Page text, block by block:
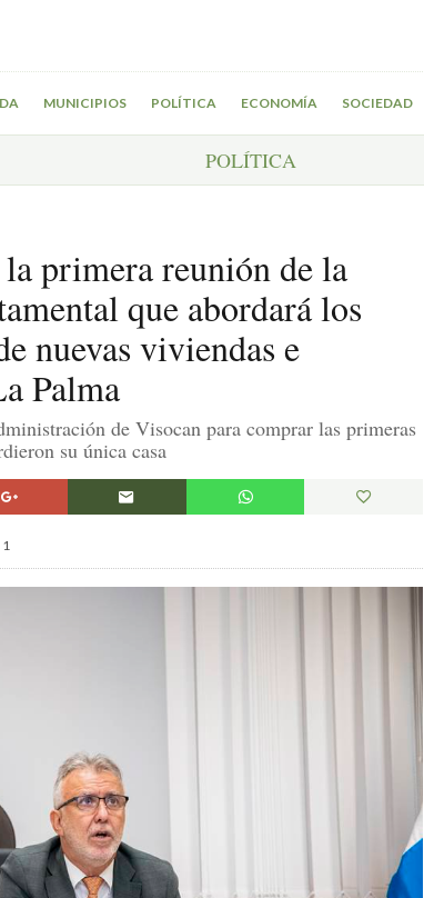
MUNICIPIOS POLÍTICA ECONOMÍA SOCIEDAD
POLÍTICA
primera reunión de la
que abordará los
nuevas viviendas e
Palma
de Visocan para comprar las primeras
su única casa
1